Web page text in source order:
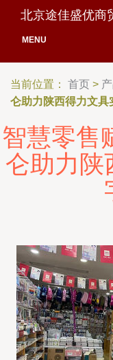
北京途佳盛优商
MENU
当前位置： 首页 >
仑助力陕西得力文具
智慧零售
仑助力陕